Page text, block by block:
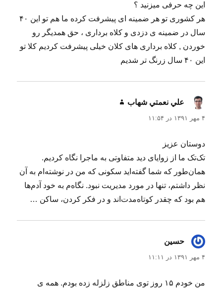
این چه حرفی میزنید ؟
هر کشوری تو هر ضمینه ای پیشرفت کرده ما هم تو این ۴۰
سال در ضمینه ی دزدی و کلاه برداری ، حق همدیگر رو
خوردن , کلاه برداری های کلان خیلی پیشرفت کردیم کلا تو
این ۴۰ سال زرنگ تر شدیم
علي نعمتي شهاب
۴ مهر ۱۳۹۱ در ۱۱:۵۴
دوستان عزیز
تک‌تک ما از زوایای دید متفاوتی به ماجرا نگاه کردیم.
همان‌طور که شما گفته‌اید سکونی که من در نوشته‌ام به آن
نظر داشتم، تنها در مورد مدیریت نبود. نگاه‌م به خود آدم‌ها
هم بود که چقدر کوتاه‌مدت‌اند و در فکر کردن، ساکن …
حسین
۴ مهر ۱۳۹۱ در ۱۱:۱۱
من خودم ۱۵ روز توی مناطق زلزله زده بودم. همه ی